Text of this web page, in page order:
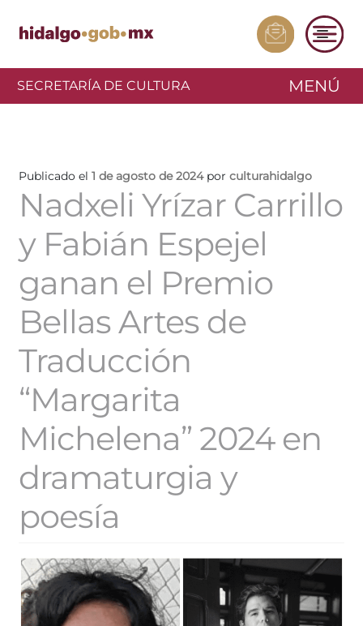
SECRETARÍA DE CULTURA MENÚ
Publicado el 1 de agosto de 2024 por culturahidalgo
Nadxeli Yrízar Carrillo
y Fabián Espejel
ganan el Premio
Bellas Artes de
Traducción
“Margarita
Michelena” 2024 en
dramaturgia y
poesía